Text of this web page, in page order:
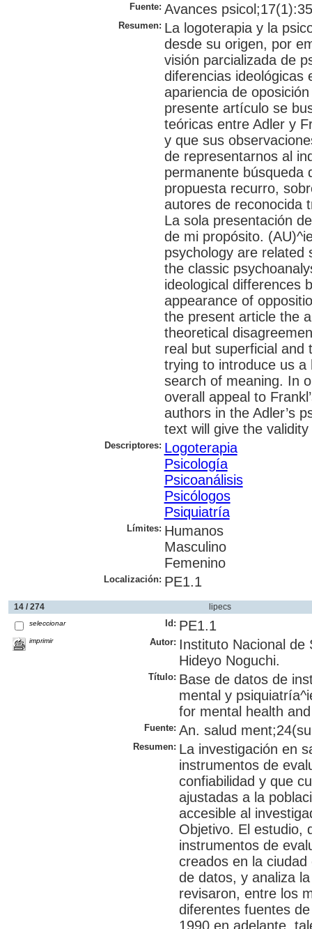
Fuente: Avances
Resumen: La logoterapia y la
desde su origen, por
visión parcializada de
diferencias ideológicas
apariencia de
presente artículo se
teóricas entre Adler y
y que sus
de representarnos al
permanente búsqueda
propuesta recurro,
autores de reconocida
La sola presentación
de mi propósito.
psychology are related
the classic
ideological differences
appearance of
the present article the
theoretical
real but superficial and
trying to introduce us a
search of meaning. In
overall appeal to
authors in the Adler’s
text will give the
Descriptores: Logoterapia
Psicología
Psicoanálisis
Psicólogos
Psiquiatría
Límites: Humanos
Masculino
Femenino
Localización: PE1.1
14 / 274 lipecs
seleccionar
imprimir
Id: PE1.1
Autor: Instituto Nacional de
Hideyo Noguchi.
Título: Base de datos de
mental y
for mental health
Fuente: An. salud
Resumen: La investigación en
instrumentos de
confiabilidad y que
ajustadas a la
accesible al
Objetivo. El estudio,
instrumentos de
creados en la
de datos, y analiza
revisaron, entre los
diferentes fuentes
1990 en adelante,